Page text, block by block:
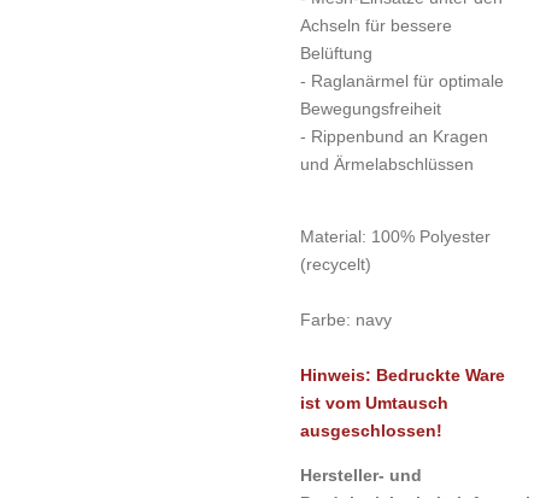
Achseln für bessere
Belüftung
- Raglanärmel für optimale
Bewegungsfreiheit
- Rippenbund an Kragen
und Ärmelabschlüssen
Material: 100% Polyester
(recycelt)
Farbe: navy
Hinweis: Bedruckte Ware
ist vom Umtausch
ausgeschlossen!
Hersteller- und